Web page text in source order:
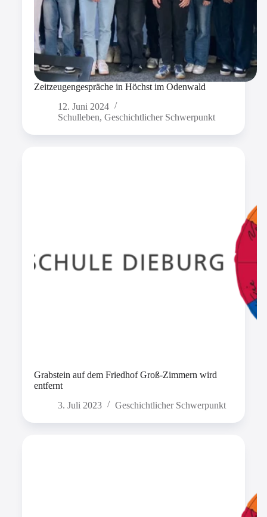
Zeitzeugengespräche in Höchst im Odenwald
12. Juni 2024
Schulleben, Geschichtlicher Schwerpunkt
Grabstein auf dem Friedhof Groß-Zimmern wird
entfernt
3. Juli 2023
Geschichtlicher Schwerpunkt